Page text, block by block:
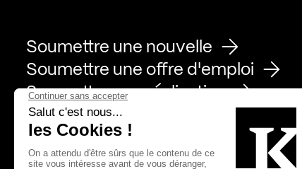
Soumettre une nouvelle
Soumettre une offre d'emploi
Soumettre une réalisation